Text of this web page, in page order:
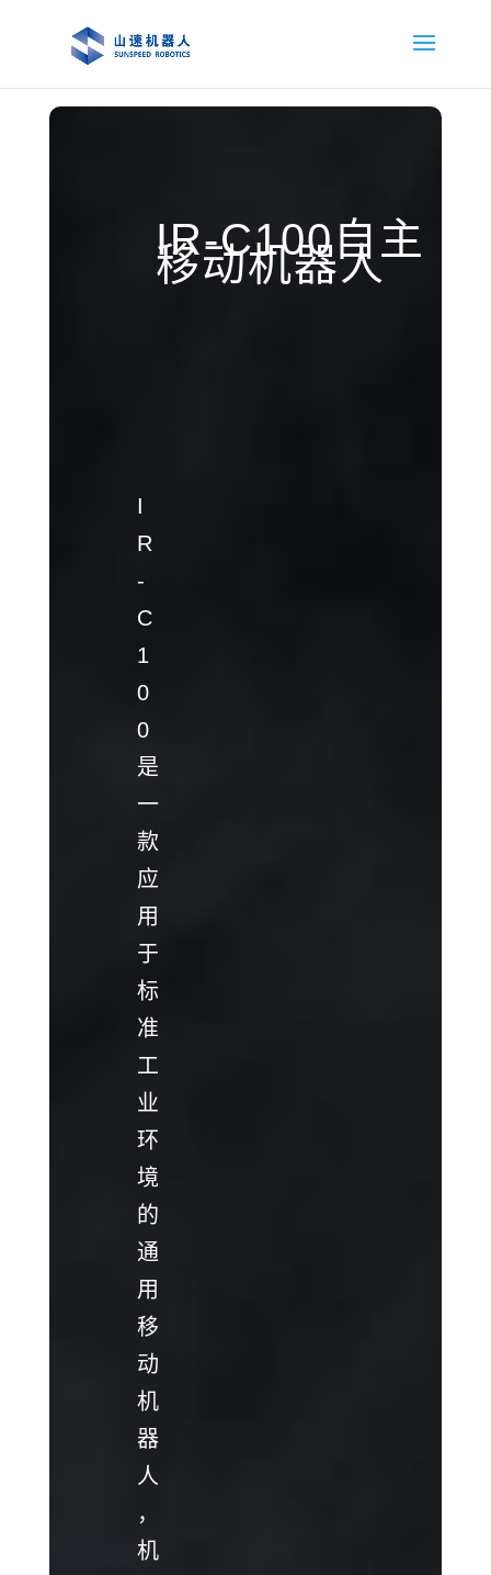
IR-C100自主
移动机器人
I
R
-
C
1
0
0
是
一
款
应
用
于
标
准
工
业
环
境
的
通
用
移
动
机
器
人
，
机